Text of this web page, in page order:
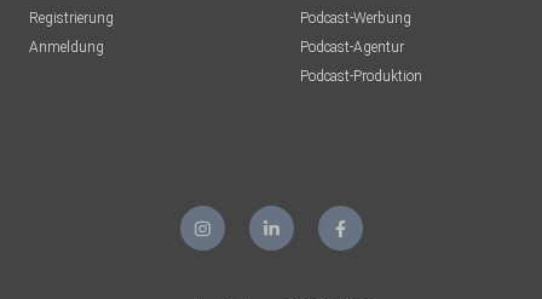
Registrierung
Anmeldung
Podcast-Werbung
Podcast-Agentur
Podcast-Produktion